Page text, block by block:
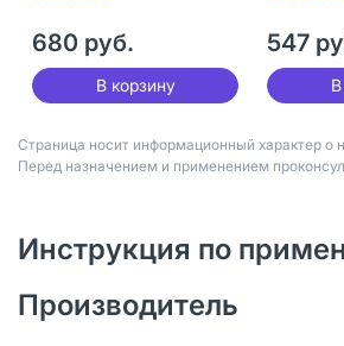
680 руб.
В корзину
547
Страница носит информационный характер о
Перед назначением и применением
Инструкция по
Производитель